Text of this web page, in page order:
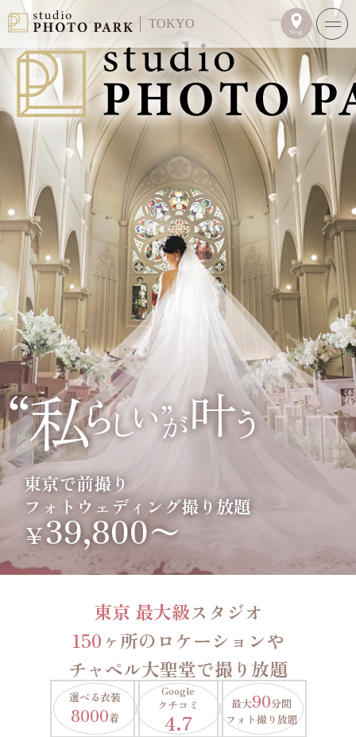
TOKYO
東京で前撮り
フォトウェディング撮り放題
￥39,800〜
東京 最大級スタジオ
150ヶ所のロケーションや
チャペル大聖堂で撮り放題
選べる衣装
8000着
Google
クチコミ
4.7
最大90分間
フォト撮り放題